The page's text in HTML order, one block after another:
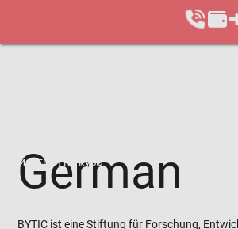
Записаться на курс
German
BYTIC ist eine Stiftung für Forschung,